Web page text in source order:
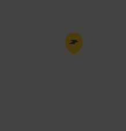
Pin de la carte